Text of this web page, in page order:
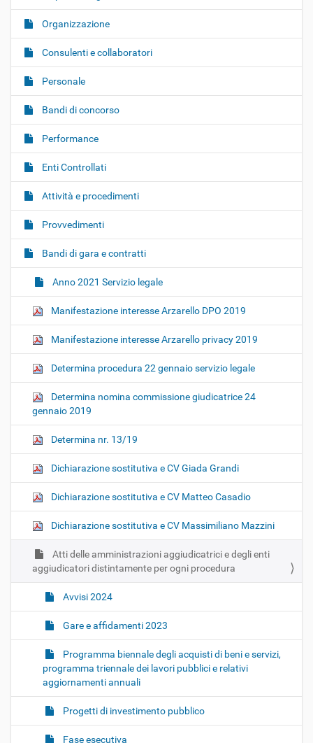
a
v
g
a
z
i
o
n
e
Organizzazione
Consulenti e collaboratori
Personale
Bandi di concorso
Performance
Enti Controllati
Attività e procedimenti
Provvedimenti
Bandi di gara e contratti
Anno 2021 Servizio legale
Manifestazione interesse Arzarello DPO 2019
Manifestazione interesse Arzarello privacy 2019
Determina procedura 22 gennaio servizio legale
Determina nomina commissione giudicatrice 24
gennaio 2019
Determina nr. 13/19
Dichiarazione sostitutiva e CV Giada Grandi
Dichiarazione sostitutiva e CV Matteo Casadio
Dichiarazione sostitutiva e CV Massimiliano Mazzini
Atti delle amministrazioni aggiudicatrici e degli enti
aggiudicatori distintamente per ogni procedura
Avvisi 2024
Gare e affidamenti 2023
Programma biennale degli acquisti di beni e servizi,
programma triennale dei lavori pubblici e relativi
aggiornamenti annuali
Progetti di investimento pubblico
Fase esecutiva